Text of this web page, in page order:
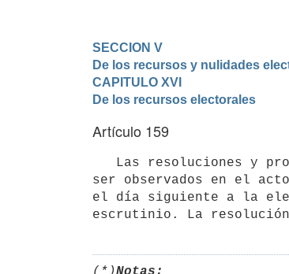
SECCION V
De los recursos y nulidades
CAPITULO XVI
De los recursos electorales
Artículo 159
ser observados en el
el día siguiente a la